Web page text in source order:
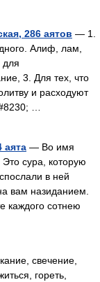
286 аятов — 1.
Алиф, лам,
3. Для тех, что
и расходуют
…
аята — Во имя
сура, которую
в ней
вам назиданием.
каждого сотнею
свечение,
гореть,